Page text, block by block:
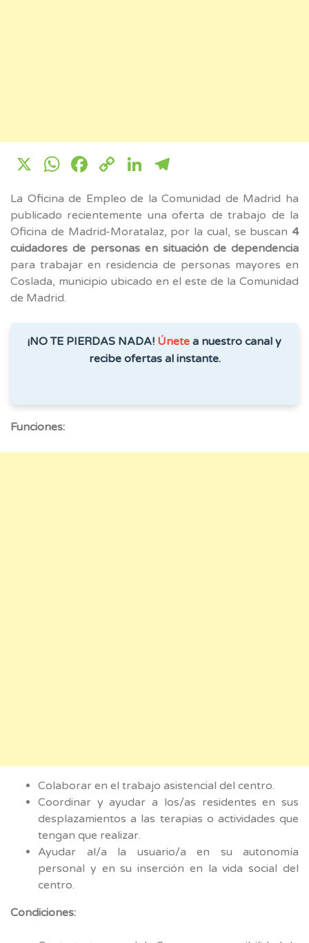
X WhatsApp
Facebook
CopyLinkedIn
La Oficina de Empleo de la Comunidad de Madrid ha
publicado recientemente una oferta de trabajo de la
Oficina de Madrid-Moratalaz, por la cual, se buscan 4
cuidadores de personas en situación de dependencia
para trabajar en residencia de personas mayores en
Coslada, municipio ubicado en el este de la Comunidad
de Madrid.
¡NO TE PIERDAS NADA! Únete a nuestro canal y
recibe ofertas al instante.
Funciones:
Colaborar en el trabajo asistencial del centro.
Coordinar y ayudar a los/as residentes en sus
desplazamientos a las terapias o actividades que
tengan que realizar.
Ayudar al/a la usuario/a en su autonomía
personal y en su inserción en la vida social del
centro.
Condiciones: